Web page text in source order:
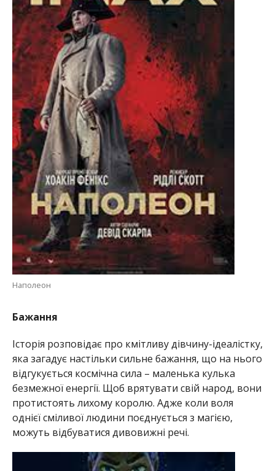
Наполеон
Бажання
Історія розповідає про кмітливу дівчину-ідеалістку,
яка загадує настільки сильне бажання, що на нього
відгукується космічна сила – маленька кулька
безмежної енергії. Щоб врятувати свій народ, вони
протистоять лихому королю. Адже коли воля
однієї сміливої людини поєднується з магією,
можуть відбуватися дивовижні речі.